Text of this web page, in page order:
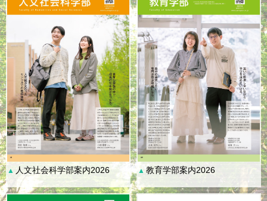
▲ 人文社会科学部案内2026 ▲ 教育学部案内2026